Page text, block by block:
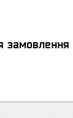
замовлення